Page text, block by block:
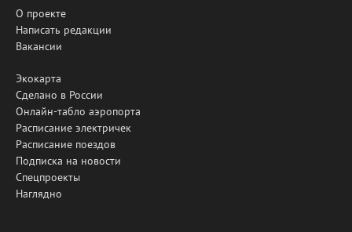
О проекте
Написать редакции
Вакансии
Экокарта
Сделано в России
Онлайн-табло аэропорта
Расписание электричек
Расписание поездов
Подписка на новости
Спецпроекты
Наглядно